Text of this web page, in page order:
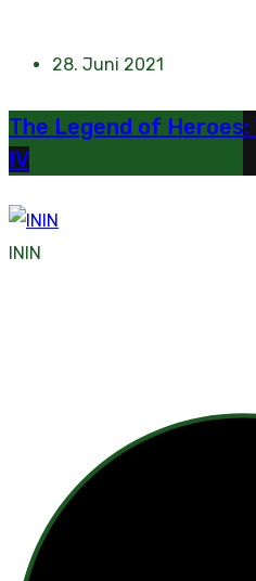
28. Juni 2021
The Legend of
IV
ININ